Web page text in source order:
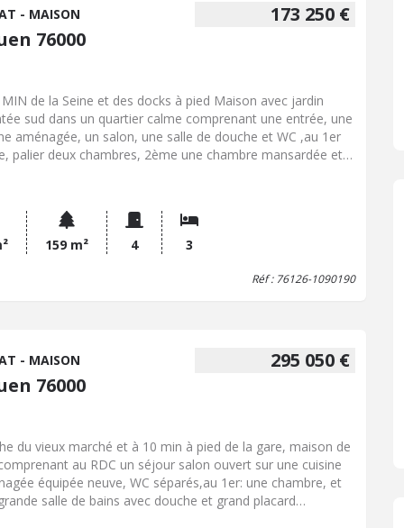
auxquels ce bien est exposé sont disponibles sur le site
: www. georisques. gouv. fr
173 250 €
- MAISON
76000
de la Seine et des docks à pied Maison avec jardin
sud dans un quartier calme comprenant une entrée, une
aménagée, un salon, une salle de douche et WC ,au 1er
deux chambres, 2ème une chambre mansardée et
les transports en commun et commerces.Travaux de
à prévoir. Logement à consommation énergétique
Les informations sur les risques auxquels ce bien est
159 m² 4 3
Réf : 76126-1090190
295 050 €
- MAISON
76000
du vieux marché et à 10 min à pied de la gare, maison de
au RDC un séjour salon ouvert sur une cuisine
équipée neuve, WC séparés,au 1er: une chambre, et
salle de bains avec douche et grand placard